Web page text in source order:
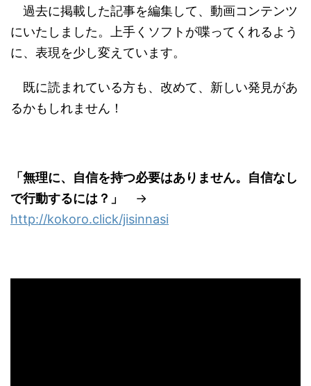
過去に掲載した記事を編集して、動画コンテンツ
にいたしました。上手くソフトが喋ってくれるよう
に、表現を少し変えています。
既に読まれている方も、改めて、新しい発見があ
るかもしれません！
「無理に、自信を持つ必要はありません。自信なし
で行動するには？」
→
http://kokoro.click/jisinnasi